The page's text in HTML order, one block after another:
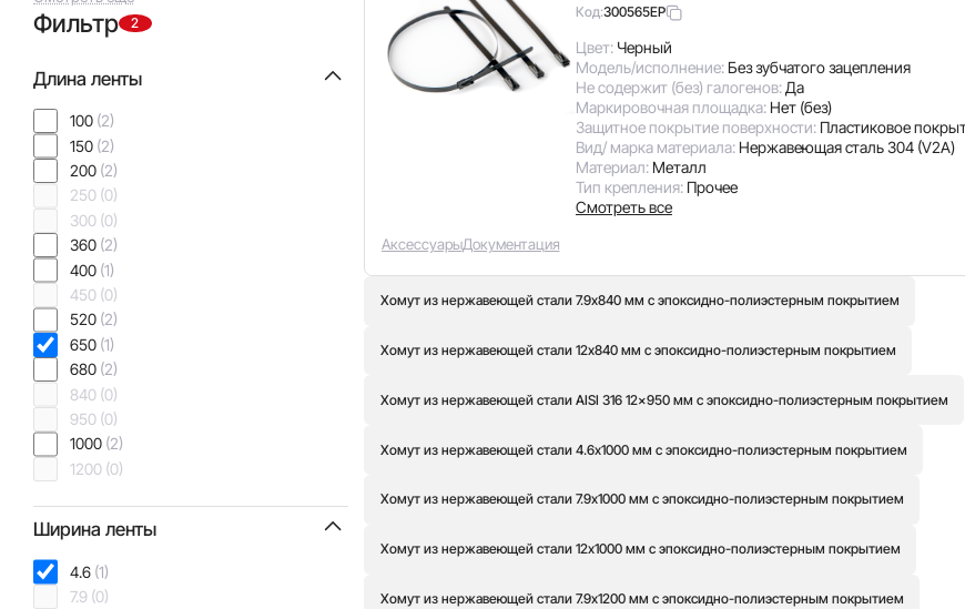
Фильтр 2
Длина ленты
100 (2)
150 (2)
200 (2)
250 (0)
300 (0)
360 (2)
400 (1)
450 (0)
520 (2)
650 (1)
680 (2)
840 (0)
950 (0)
1000 (2)
1200 (0)
Ширина ленты
4.6 (1)
7.9 (0)
Код:300565EP
Цвет: Черный
Модель/исполнение: Без зубчатого зацепления
Не содержит (без) галогенов:Да
Маркировочная площадка: Нет (без)
Защитное покрытие поверхности: Пластиковое
Вид/ марка материала: Нержавеющая сталь 304 (V2A)
Материал: Металл
Тип крепления: Прочее
Смотреть все
АксессуарыДокументация
Хомут из нержавеющей стали 7.9x840 мм с эпоксидно-полиэстерным покрытием
Хомут из нержавеющей стали 12x840 мм с эпоксидно-полиэстерным покрытием
Хомут из нержавеющей стали AISI 316 12x950 мм с эпоксидно-полиэстерным покрытием
Хомут из нержавеющей стали 4.6x1000 мм с эпоксидно-полиэстерным покрытием
Хомут из нержавеющей стали 7.9x1000 мм с эпоксидно-полиэстерным покрытием
Хомут из нержавеющей стали 12x1000 мм с эпоксидно-полиэстерным покрытием
Хомут из нержавеющей стали 7.9x1200 мм с эпоксидно-полиэстерным покрытием